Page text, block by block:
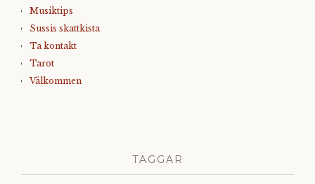
Musiktips
Sussis skattkista
Ta kontakt
Tarot
Välkommen
TAGGAR